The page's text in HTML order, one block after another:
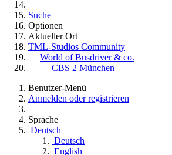
Suche
Optionen
Aktueller Ort
TML-Studios Community
World of Busdriver & co.
CBS 2 München
Benutzer-Menü
Anmelden oder registrieren
Sprache
Deutsch
Deutsch
English